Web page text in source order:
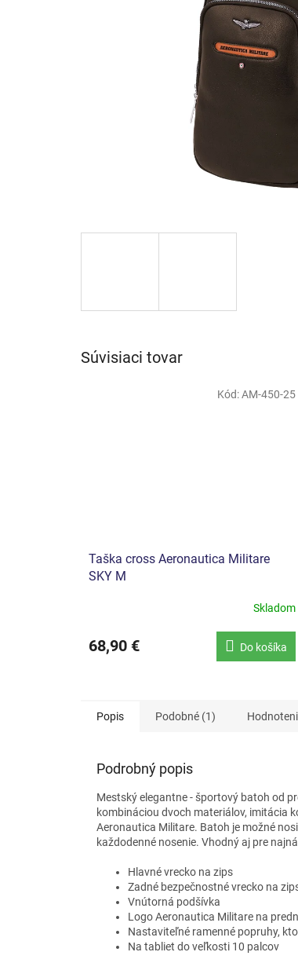
Súvisiaci tovar
Taška cross Aeronautica Militare
SKY M
Skladom
68,90 € Do košíka
Kód:AM-450-25
Popis Podobné (1)
Podrobný popis
Mestský elegantne - športový batoh od
kombináciou dvoch materiálov, imitácia
Aeronautica Militare. Batoh je možné
každodenné nosenie. Vhodný aj pre
Hlavné vrecko na zips
Zadné bezpečnostné vrecko na
Vnútorná podšívka
Logo Aeronautica Militare na
Nastaviteľné ramenné popruhy,
Na tabliet do veľkosti 10 palcov